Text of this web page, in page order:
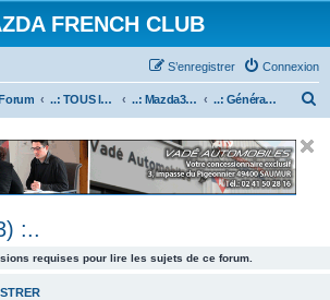
FRENCH CLUB
Connexion
S’enregistrer
..: TOUS les Véhicules MAZDA :.. ..: Mazda3 :.. ..: Général (Mz3) :..
:..
requises pour lire les sujets de ce forum.